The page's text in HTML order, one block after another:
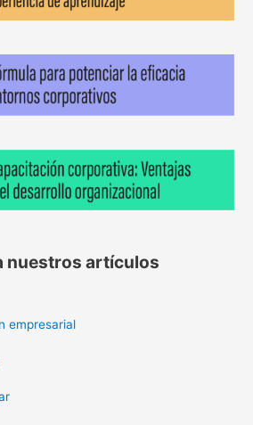
nuestros artículos
empresarial